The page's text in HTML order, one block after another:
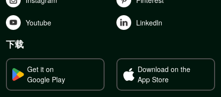
Youtube Linkedln
下载
Get it on
Google Play
Download on the
App Store